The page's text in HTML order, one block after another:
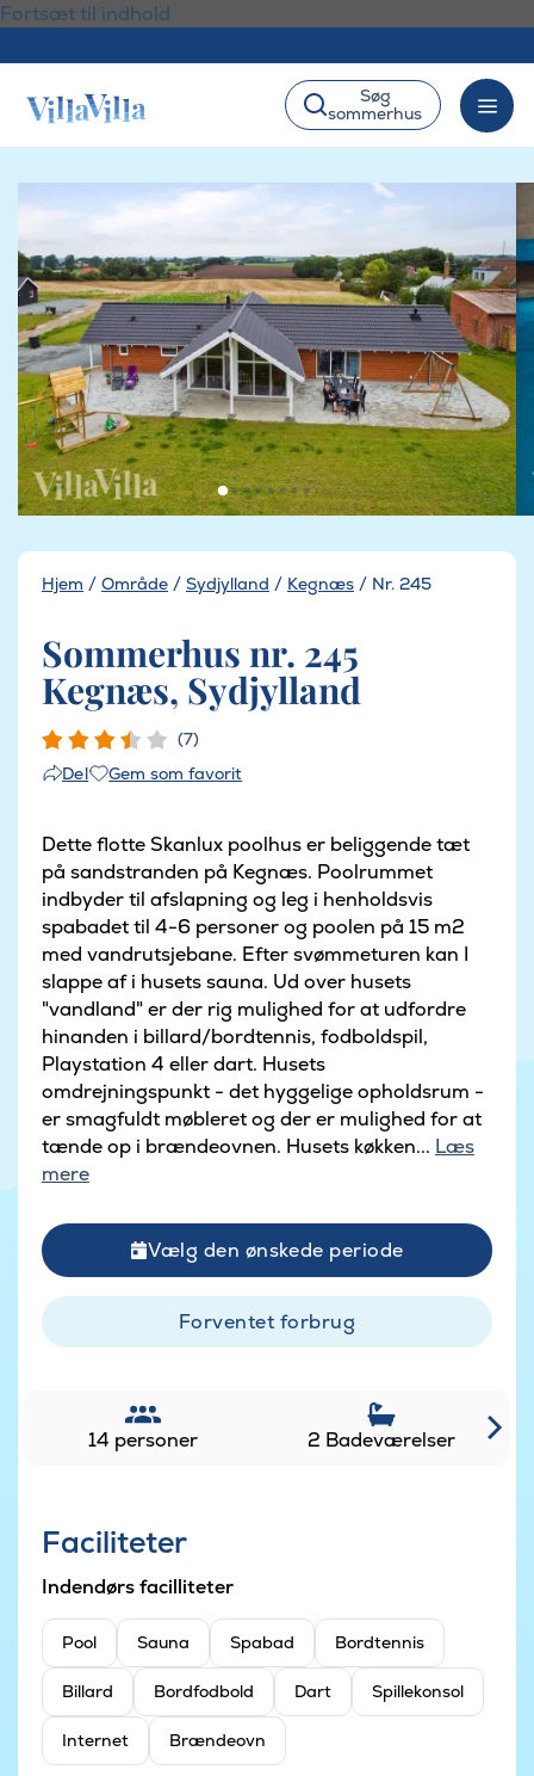
Fortsæt til indhold
Søg
sommerhus
Hjem / Område / Sydjylland / Kegnæs / Nr. 245
Sommerhus nr. 245
Kegnæs, Sydjylland
(7)
Del
Gem som favorit
Dette flotte Skanlux poolhus er beliggende tæt
på sandstranden på Kegnæs. Poolrummet
indbyder til afslapning og leg i henholdsvis
spabadet til 4-6 personer og poolen på 15 m2
med vandrutsjebane. Efter svømmeturen kan I
slappe af i husets sauna. Ud over husets
"vandland" er der rig mulighed for at udfordre
hinanden i billard/bordtennis, fodboldspil,
Playstation 4 eller dart. Husets
omdrejningspunkt - det hyggelige opholdsrum -
er smagfuldt møbleret og der er mulighed for at
tænde op i brændeovnen. Husets køkken... Læs
mere
Vælg den ønskede periode
Forventet forbrug
14 personer 2 Badeværelser
Faciliteter
Indendørs facilliteter
Pool Sauna Spabad Bordtennis
Billard Bordfodbold Dart Spillekonsol
Internet Brændeovn